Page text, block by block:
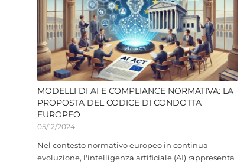
MODELLI DI AI E COMPLIANCE NORMATIVA: LA
PROPOSTA DEL CODICE DI CONDOTTA
EUROPEO
05/12/2024
Nel contesto normativo europeo in continua
evoluzione, l'intelligenza artificiale (AI) rappresenta